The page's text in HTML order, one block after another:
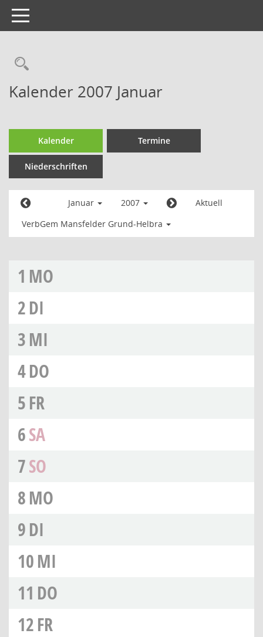
Toggle
navigation
Kalender 2007 Januar
Kalender Termine
Niederschriften
Januar 2007
Aktuell
VerbGem Mansfelder Grund-Helbra
1 MO
2DI
3MI
4DO
5FR
6SA
7SO
8MO
9DI
10MI
11 DO
12FR